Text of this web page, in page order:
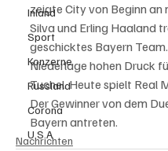
Inland
Sport
Konzerne
Russland
Corona
U.S.A
zeigte City von Beginn an
Silva und Erling Haaland
geschicktes Bayern
Niederlage hohen Druck
Tuchel. Heute spielt Real
Der Gewinner von dem
Bayern antreten.
Nachrichten